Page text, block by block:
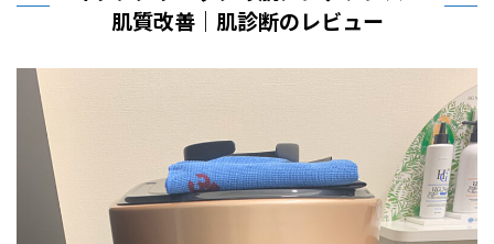
肌質改善｜肌診断のレビュー